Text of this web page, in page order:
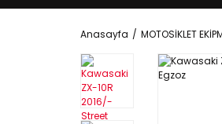
Anasayfa MOTOSİKLET